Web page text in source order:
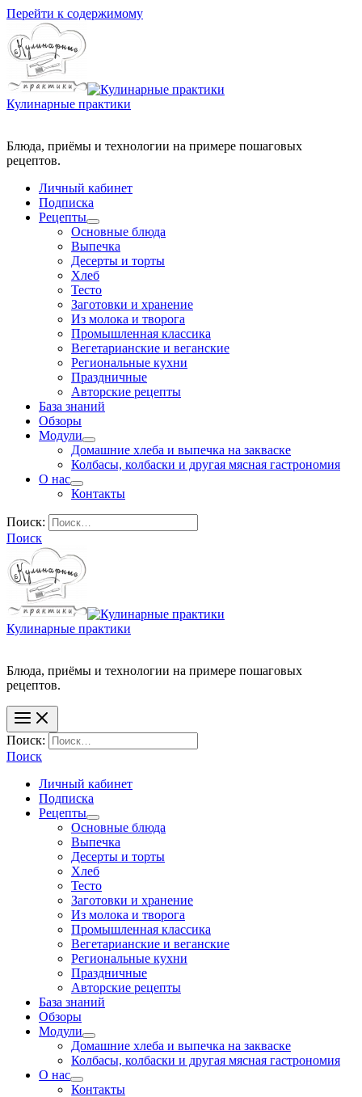
Перейти к содержимому
Кулинарные практики
Блюда, приёмы и технологии на примере пошаговых
Личный кабинет
Подписка
Рецепты
Основные блюда
Выпечка
Десерты и торты
Хлеб
Тесто
Заготовки и хранение
Из молока и творога
Промышленная классика
Вегетарианские и веганские
Региональные кухни
Праздничные
Авторские рецепты
База знаний
Обзоры
Модули
Домашние хлеба и выпечка на закваске
Колбасы, колбаски и другая мясная гастрономия
О нас
Контакты
Поиск:
Поиск
Кулинарные практики
Блюда, приёмы и технологии на примере пошаговых
Поиск:
Поиск
Личный кабинет
Подписка
Рецепты
Основные блюда
Выпечка
Десерты и торты
Хлеб
Тесто
Заготовки и хранение
Из молока и творога
Промышленная классика
Вегетарианские и веганские
Региональные кухни
Праздничные
Авторские рецепты
База знаний
Обзоры
Модули
Домашние хлеба и выпечка на закваске
Колбасы, колбаски и другая мясная гастрономия
О нас
Контакты